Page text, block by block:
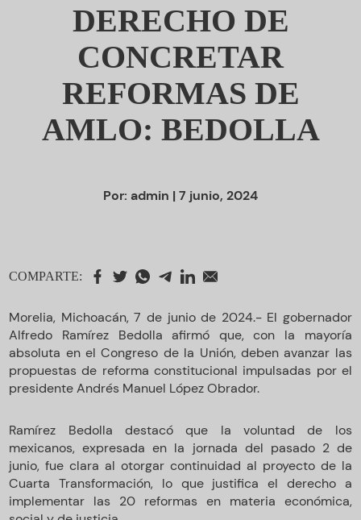
DERECHO DE
CONCRETAR
REFORMAS DE
AMLO: BEDOLLA
Por: admin | 7 junio, 2024
COMPARTE:
Morelia, Michoacán, 7 de junio de 2024.- El gobernador
Alfredo Ramírez Bedolla afirmó que, con la mayoría
absoluta en el Congreso de la Unión, deben avanzar las
propuestas de reforma constitucional impulsadas por el
presidente Andrés Manuel López Obrador.
Ramírez Bedolla destacó que la voluntad de los
mexicanos, expresada en la jornada del pasado 2 de
junio, fue clara al otorgar continuidad al proyecto de la
Cuarta Transformación, lo que justifica el derecho a
implementar las 20 reformas en materia económica,